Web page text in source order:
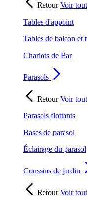
RetourVoir
Tables d'appoint
Tables de balcon et
Chariots de Bar
Parasols
RetourVoir
Parasols flottants
Bases de parasol
Éclairage du parasol
Coussins de jardin
RetourVoir